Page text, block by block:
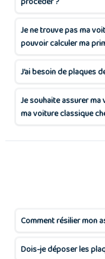
Je ne trouve pas ma
pouvoir calculer ma
J’ai besoin de plaques
Je souhaite assurer
ma voiture classique
Comment résilier mon
Dois-je déposer les